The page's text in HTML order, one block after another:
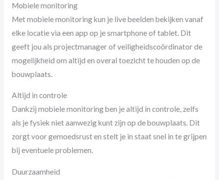
Mobiele monitoring
Met mobiele monitoring kun je live beelden bekijken vanaf
elke locatie via een app op je smartphone of tablet. Dit
geeft jou als projectmanager of veiligheidscoördinator de
mogelijkheid om altijd en overal toezicht te houden op de
bouwplaats.
Altijd in controle
Dankzij mobiele monitoring ben je altijd in controle, zelfs
als je fysiek niet aanwezig kunt zijn op de bouwplaats. Dit
zorgt voor gemoedsrust en stelt je in staat snel in te grijpen
bij eventuele problemen.
Duurzaamheid